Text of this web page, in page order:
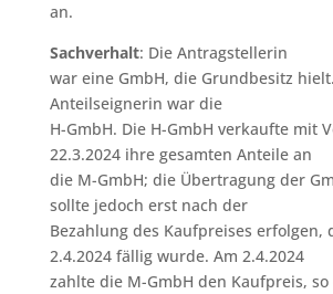
an.
Sachverhalt: Die Antragstellerin
war eine GmbH, die Grundbesitz
Anteilseignerin war die
H-GmbH. Die H-GmbH verkaufte mit
22.3.2024 ihre gesamten Anteile an
die M-GmbH; die Übertragung der
sollte jedoch erst nach der
Bezahlung des Kaufpreises erfolgen,
2.4.2024 fällig wurde. Am 2.4.2024
zahlte die M-GmbH den Kaufpreis, so